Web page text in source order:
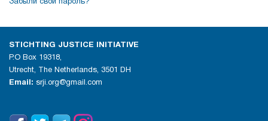
Забыли свой пароль?
STICHTING JUSTICE INITIATIVE
P.O Box 19318,
Utrecht, The Netherlands, 3501 DH
Email: srji.org@gmail.com